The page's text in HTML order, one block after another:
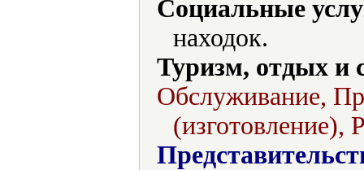
Социальные
находок.
Туризм, отдых и
Обслуживание,
(изготовление),